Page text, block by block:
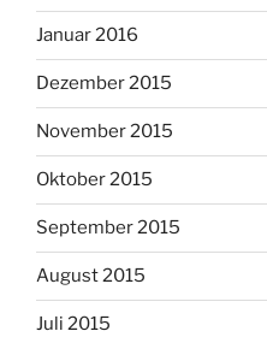
Januar 2016
Dezember 2015
November 2015
Oktober 2015
September 2015
August 2015
Juli 2015